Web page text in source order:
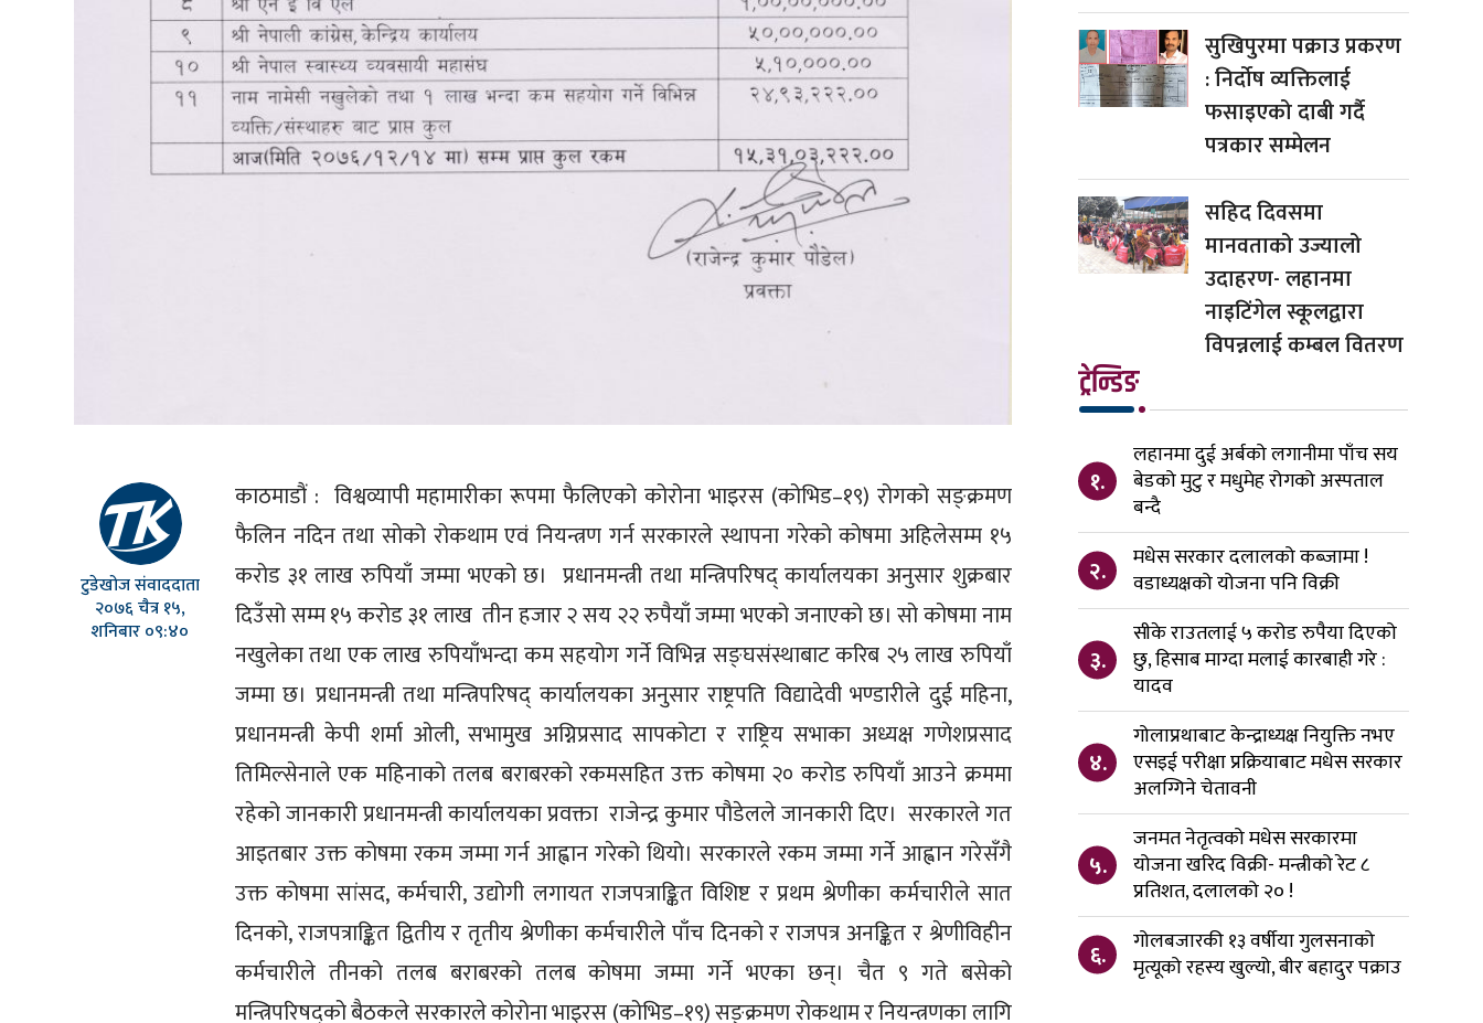
टुडेखोज संवाददाता
२०७६ चैत्र १५,
शनिबार ०९:४०
काठमाडौं : विश्वव्यापी महामारीका रूपमा फैलिएको कोरोना भाइरस (कोभिड–१९) रोगको सङ्क्रमण
फैलिन नदिन तथा सोको रोकथाम एवं नियन्त्रण गर्न सरकारले स्थापना गरेको कोषमा अहिलेसम्म १५
करोड ३१ लाख रुपियाँ जम्मा भएको छ। प्रधानमन्त्री तथा मन्त्रिपरिषद् कार्यालयका अनुसार शुक्रबार
दिउँसो सम्म १५ करोड ३१ लाख तीन हजार २ सय २२ रुपैयाँ जम्मा भएको जनाएको छ। सो कोषमा नाम
नखुलेका तथा एक लाख रुपियाँभन्दा कम सहयोग गर्ने विभिन्न सङ्घसंस्थाबाट करिब २५ लाख रुपियाँ
जम्मा छ। प्रधानमन्त्री तथा मन्त्रिपरिषद् कार्यालयका अनुसार राष्ट्रपति विद्यादेवी भण्डारीले दुई महिना,
प्रधानमन्त्री केपी शर्मा ओली, सभामुख अग्निप्रसाद सापकोटा र राष्ट्रिय सभाका अध्यक्ष गणेशप्रसाद
तिमिल्सेनाले एक महिनाको तलब बराबरको रकमसहित उक्त कोषमा २० करोड रुपियाँ आउने क्रममा
रहेको जानकारी प्रधानमन्त्री कार्यालयका प्रवक्ता राजेन्द्र कुमार पौडेलले जानकारी दिए। सरकारले गत
आइतबार उक्त कोषमा रकम जम्मा गर्न आह्वान गरेको थियो। सरकारले रकम जम्मा गर्ने आह्वान गरेसँगै
उक्त कोषमा सांसद, कर्मचारी, उद्योगी लगायत राजपत्राङ्कित विशिष्ट र प्रथम श्रेणीका कर्मचारीले सात
दिनको, राजपत्राङ्कित द्वितीय र तृतीय श्रेणीका कर्मचारीले पाँच दिनको र राजपत्र अनङ्कित र श्रेणीविहीन
कर्मचारीले तीनको तलब बराबरको तलब कोषमा जम्मा गर्ने भएका छन्। चैत ९ गते बसेको
मन्त्रिपरिषद्को बैठकले सरकारले कोरोना भाइरस (कोभिड–१९) सङ्क्रमण रोकथाम र नियन्त्रणका लागि
सुखिपुरमा पक्राउ प्रकरण
: निर्दोष व्यक्तिलाई
फसाइएको दाबी गर्दै
पत्रकार सम्मेलन
सहिद दिवसमा
मानवताको उज्यालो
उदाहरण- लहानमा
नाइटिंगेल स्कूलद्वारा
विपन्नलाई कम्बल वितरण
ट्रेन्डिङ
१.
लहानमा दुई अर्बको लगानीमा पाँच सय
बेडको मुटु र मधुमेह रोगको अस्पताल
बन्दै
२.
मधेस सरकार दलालको कब्जामा !
वडाध्यक्षको योजना पनि विक्री
३.
सीके राउतलाई ५ करोड रुपैया दिएको
छु, हिसाब माग्दा मलाई कारबाही गरे :
यादव
४.
गोलाप्रथाबाट केन्द्राध्यक्ष नियुक्ति नभए
एसइई परीक्षा प्रक्रियाबाट मधेस सरकार
अलग्गिने चेतावनी
५.
जनमत नेतृत्वको मधेस सरकारमा
योजना खरिद विक्री- मन्त्रीको रेट ८
प्रतिशत, दलालको २० !
६.
गोलबजारकी १३ वर्षीया गुलसनाको
मृत्यूको रहस्य खुल्यो, बीर बहादुर पक्राउ